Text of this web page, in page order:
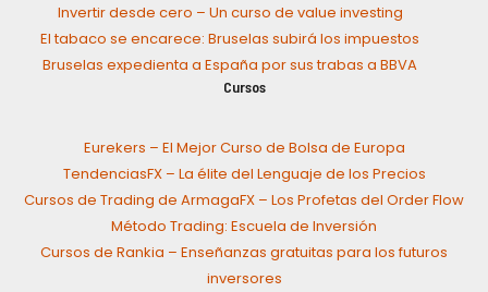
Invertir desde cero – Un curso de value investing
El tabaco se encarece: Bruselas subirá los impuestos
Bruselas expedienta a España por sus trabas a BBVA
Cursos
Eurekers – El Mejor Curso de Bolsa de Europa
TendenciasFX – La élite del Lenguaje de los Precios
Cursos de Trading de ArmagaFX – Los Profetas del Order Flow
Método Trading: Escuela de Inversión
Cursos de Rankia – Enseñanzas gratuitas para los futuros
inversores